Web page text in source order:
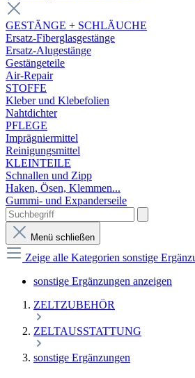
GESTÄNGE + SCHLÄUCHE
Ersatz-Fiberglasgestänge
Ersatz-Alugestänge
Gestängeteile
Air-Repair
STOFFE
Kleber und Klebefolien
Nahtdichter
PFLEGE
Imprägniermittel
Reinigungsmittel
KLEINTEILE
Schnallen und Zipp
Haken, Ösen, Klemmen...
Gummi- und Expanderseile
Menü schließen
Zeige alle Kategorien sonstige
sonstige Ergänzungen anzeigen
ZELTZUBEHÖR
ZELTAUSSTATTUNG
sonstige Ergänzungen